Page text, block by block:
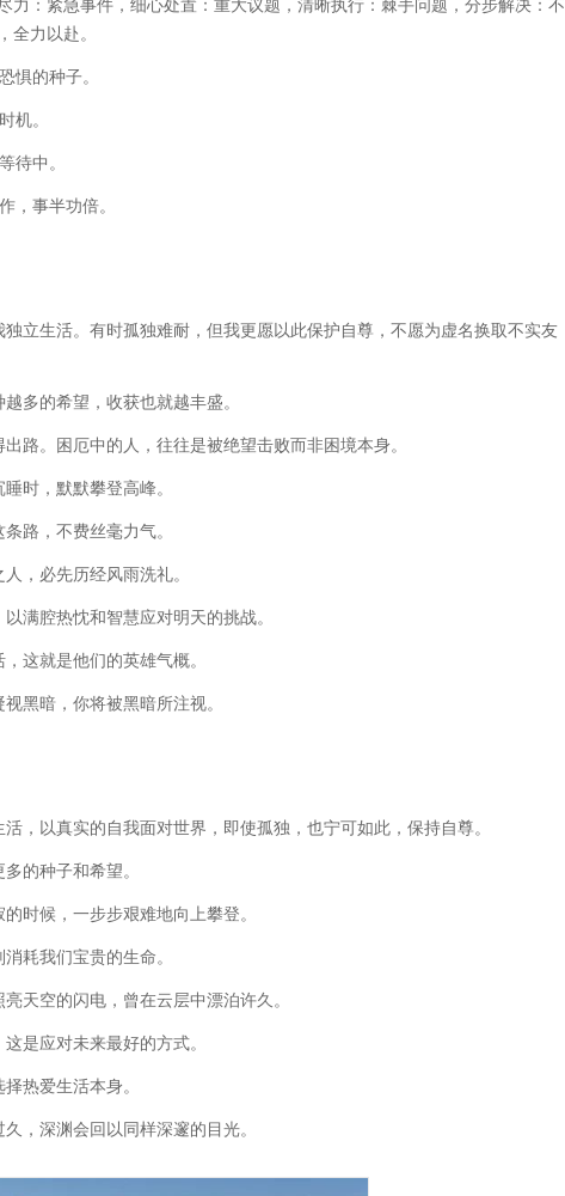
：紧急事件，细心处置：重大议题，清晰执行：棘手问题，分步解决：不
全力以赴。
惧的种子。
机。
待中。
，事半功倍。
立生活。有时孤独难耐，但我更愿以此保护自尊，不愿为虚名换取不实友
多的希望，收获也就越丰盛。
路。困厄中的人，往往是被绝望击败而非困境本身。
时，默默攀登高峰。
路，不费丝毫力气。
，必先历经风雨洗礼。
满腔热忱和智慧应对明天的挑战。
这就是他们的英雄气概。
黑暗，你将被黑暗所注视。
，以真实的自我面对世界，即使孤独，也宁可如此，保持自尊。
的种子和希望。
时候，一步步艰难地向上攀登。
耗我们宝贵的生命。
天空的闪电，曾在云层中漂泊许久。
是应对未来最好的方式。
热爱生活本身。
，深渊会回以同样深邃的目光。